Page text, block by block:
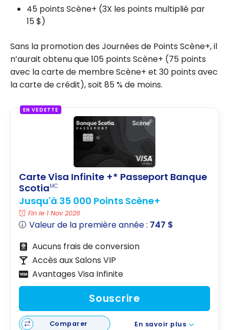
45 points Scène+ (3X les points multiplié par
15 $)
Sans la promotion des Journées de Points Scène+, il
n’aurait obtenu que 105 points Scène+ (75 points
avec la carte de membre Scène+ et 30 points avec
la carte de crédit), soit 85 % de moins.
EN VEDETTE
Carte Visa Infinite +* Passeport Banque
ScotiaMC
Jusqu'à 35 000 Points Scène+
Fin le 1 Nov 2026
Valeur de la première année : 747 $
Aucuns frais de conversion
Accès aux Salons VIP
Avantages Visa Infinite
Souscrire
Comparer En savoir plus